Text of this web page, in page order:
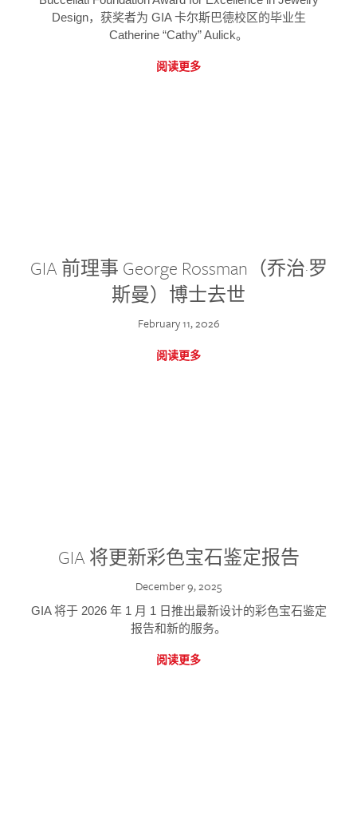
Design，获奖者为 GIA 卡尔斯巴德校区的毕业生
Catherine “Cathy” Aulick。
阅读更多
GIA 前理事 George Rossman（乔治·罗
斯曼）博士去世
February 11, 2026
阅读更多
GIA 将更新彩色宝石鉴定报告
December 9, 2025
GIA 将于 2026 年 1 月 1 日推出最新设计的彩色宝石鉴定
报告和新的服务。
阅读更多